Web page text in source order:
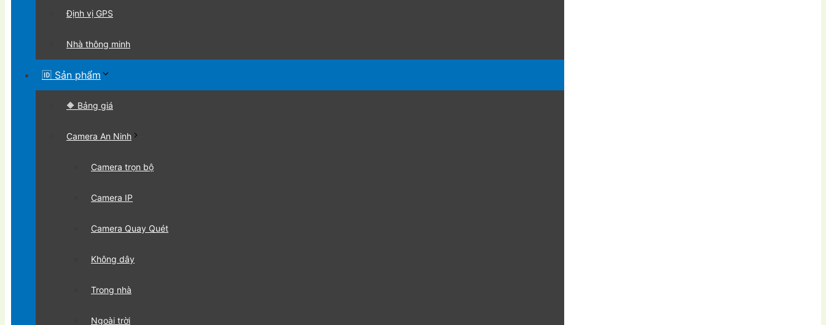
Định vị GPS
Nhà thông minh
🆔 Sản phẩm
🔶 Bảng giá
Camera An Ninh
Camera trọn bộ
Camera IP
Camera Quay Quét
Không dây
Trong nhà
Ngoài trời